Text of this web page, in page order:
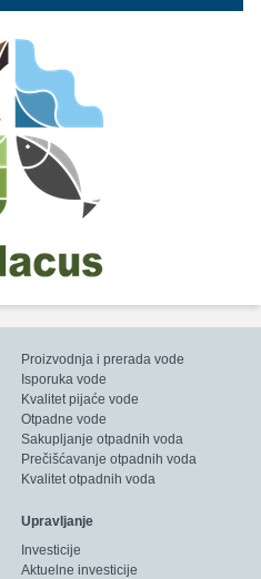
Proizvodnja i prerada vode
Isporuka vode
Kvalitet pijaće vode
Otpadne vode
Sakupljanje otpadnih voda
Prečišćavanje otpadnih voda
Kvalitet otpadnih voda
Upravljanje
Investicije
Aktuelne investicije